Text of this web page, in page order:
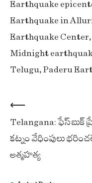
Earthquake
Earthquake in
Earthquake Center,
Midnight
Telugu,Paderu
Post
navigation
⟵
Telangana: ఫేస్ బుక్
కట్నం వేధింపులు
ఆత్మహత్య